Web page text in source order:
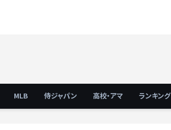
MLB 侍ジャパン 高校・アマ ランキング